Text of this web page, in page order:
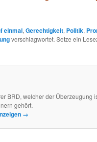
einmal, Gerechtigkeit, Politik,
verschlagwortet. Setze ein
BRD, welcher der Überzeugung
gehört.
→